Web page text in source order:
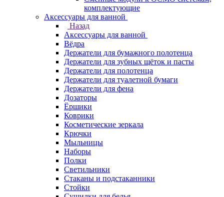
комплектующие
Аксессуары для ванной
Назад
Аксессуары для ванной
Вёдра
Держатели для бумажного полотенца
Держатели для зубных щёток и пасты
Держатели для полотенца
Держатели для туалетной бумаги
Держатели для фена
Дозаторы
Ёршики
Коврики
Косметические зеркала
Крючки
Мыльницы
Наборы
Полки
Светильники
Стаканы и подстаканники
Стойки